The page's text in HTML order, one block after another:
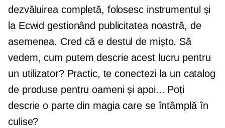
dezvăluirea completă, folosesc instrumentul și
la Ecwid gestionând publicitatea noastră, de
asemenea. Cred că e destul de mișto. Să
vedem, cum putem descrie acest lucru pentru
un utilizator? Practic, te conectezi la un catalog
de produse pentru oameni și apoi... Poți
descrie o parte din magia care se întâmplă în
culise?